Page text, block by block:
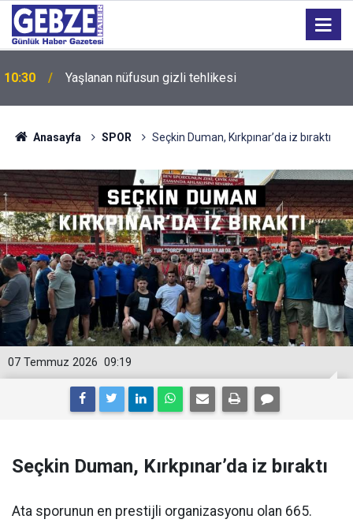
10:30 Yaşlanan nüfusun gizli tehlikesi
10:28 Fenerbahçe, play-off bileti için sahaya çıkacak
Anasayfa SPOR Seçkin Duman, Kırkpınar’da iz bıraktı
09:19
07 Temmuz 2026
Seçkin Duman, Kırkpınar’da iz bıraktı
Ata sporunun en prestijli organizasyonu olan 665.